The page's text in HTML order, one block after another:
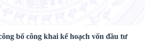
bố công khai kế hoạch vốn đầu tư